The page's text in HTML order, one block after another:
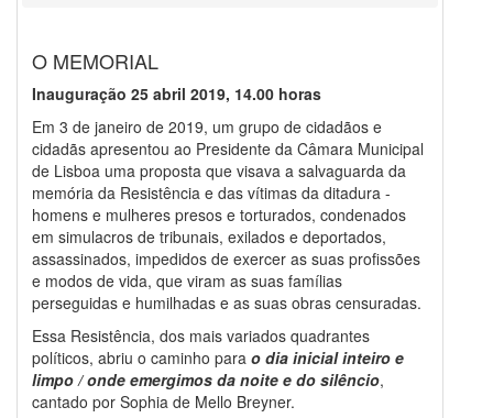
O MEMORIAL
Inauguração 25 abril 2019, 14.00 horas
Em 3 de janeiro de 2019, um grupo de cidadãos e
cidadãs apresentou ao Presidente da Câmara Municipal
de Lisboa uma proposta que visava a salvaguarda da
memória da Resistência e das vítimas da ditadura -
homens e mulheres presos e torturados, condenados
em simulacros de tribunais, exilados e deportados,
assassinados, impedidos de exercer as suas profissões
e modos de vida, que viram as suas famílias
perseguidas e humilhadas e as suas obras censuradas.
Essa Resistência, dos mais variados quadrantes
políticos, abriu o caminho para o dia inicial inteiro e
limpo / onde emergimos da noite e do silêncio,
cantado por Sophia de Mello Breyner.